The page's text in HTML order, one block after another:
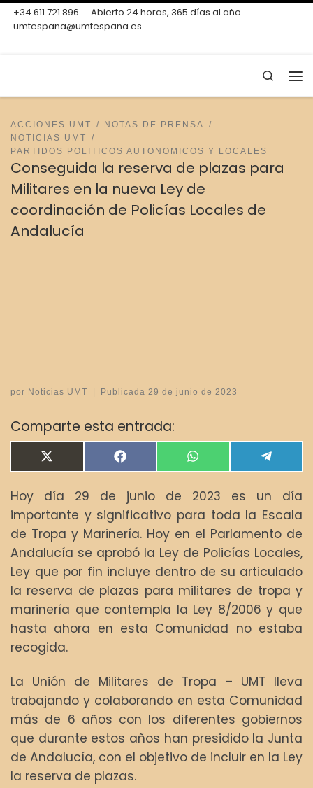
Skip to content
+34 611 721 896
Abierto 24 horas, 365 días al año
umtespana@umtespana.es
Search
ACCIONES UMT
NOTAS DE PRENSA
NOTICIAS UMT
PARTIDOS POLITICOS AUTONOMICOS Y LOCALES
Conseguida la reserva de plazas para
Militares en la nueva Ley de
coordinación de Policías Locales de
Andalucía
por Noticias UMT Publicada29 de junio de 2023
Comparte esta entrada:
Compartir en
X
(
w
i
t
t
e
r
)
Compartir en
F
a
e
b
o
o
k
Compartir en
W
h
t
s
A
p
p
e
g
r
a
m
Hoy día 29 de junio de 2023 es un día
importante y significativo para toda la Escala
de Tropa y Marinería. Hoy en el Parlamento de
Andalucía se aprobó la Ley de Policías Locales,
Ley que por fin incluye dentro de su articulado
la reserva de plazas para militares de tropa y
marinería que contempla la Ley 8/2006 y que
hasta ahora en esta Comunidad no estaba
recogida.
La Unión de Militares de Tropa – UMT lleva
trabajando y colaborando en esta Comunidad
más de 6 años con los diferentes gobiernos
que durante estos años han presidido la Junta
de Andalucía, con el objetivo de incluir en la Ley
la reserva de plazas.